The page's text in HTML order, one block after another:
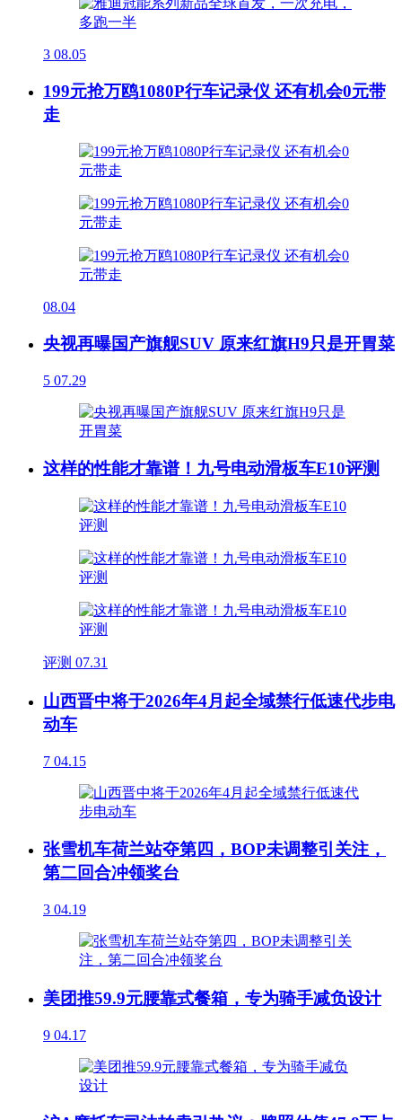
3 08.05
199元抢万鸥1080P行车记录仪 还有机会0元带
走
08.04
央视再曝国产旗舰SUV 原来红旗H9只是开胃菜
5 07.29
这样的性能才靠谱！九号电动滑板车E10评测
评测 07.31
山西晋中将于2026年4月起全域禁行低速代步电
动车
7 04.15
张雪机车荷兰站夺第四，BOP未调整引关注，
第二回合冲领奖台
3 04.19
美团推59.9元腰靠式餐箱，专为骑手减负设计
9 04.17